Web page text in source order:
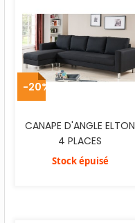
CANAPE D'ANGLE ELTON
4 PLACES
Stock épuisé
-20%